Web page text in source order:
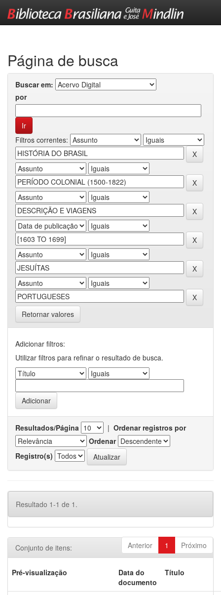
Página de busca
Buscar em:
por
Filtros correntes:
Retornar valores
Adicionar filtros:
Utilizar filtros para refinar o resultado de busca.
Resultados/Página | Ordenar registros por
Ordenar
Registro(s)
Resultado 1-1 de 1.
Anterior 1 Próximo
Conjunto de itens:
Pré-visualização
Data do
documento
Título